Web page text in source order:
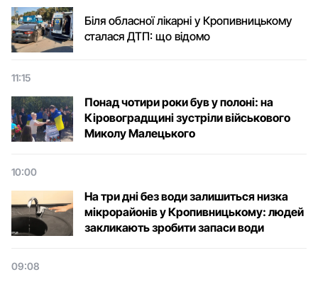
Біля обласної лікарні у Кропивницькому
сталася ДТП: що відомо
11:15
Понад чотири роки був у полоні: на
Кіровоградщині зустріли військового
Микoлу Малецькoгo
10:00
На три дні без води залишиться низка
мікрорайонів у Кропивницькому: людей
закликають зробити запаси води
09:08